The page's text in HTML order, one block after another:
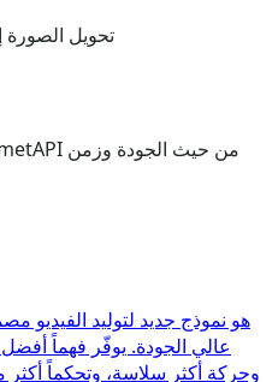
تحويل الصورة
عالي الجودة. يوفّر فهماً
وحركة أكثر سلاسة، وتحكماً